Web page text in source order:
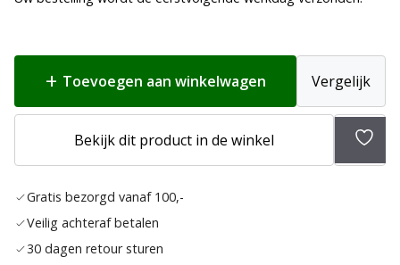
Toevoegen aan winkelwagen Vergelijk
Bekijk dit product in de winkel
Gratis bezorgd vanaf 100,-
Veilig achteraf betalen
30 dagen retour sturen